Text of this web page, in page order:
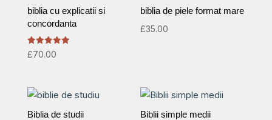
biblia cu explicatii si
concordanta
Rated
5.00
£70.00
biblia de piele format mare
£35.00
Biblia de studii
Biblii simple medii